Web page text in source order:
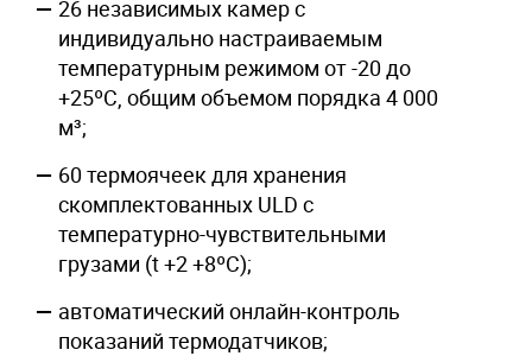
26 независимых камер с
индивидуально настраиваемым
температурным режимом от -20 до
+25ºС, общим объемом порядка 4 000
м³;
60 термоячеек для хранения
скомплектованных ULD с
температурно-чувствительными
грузами (t +2 +8ºC);
автоматический онлайн-контроль
показаний термодатчиков;